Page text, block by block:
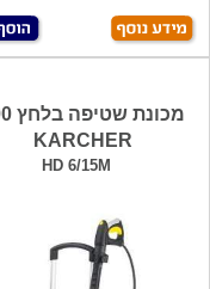
KARCHER
HD 6/15M